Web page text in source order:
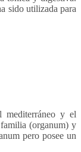
sido utilizada para
mediterráneo y el
familia (organum) y
pero posee un